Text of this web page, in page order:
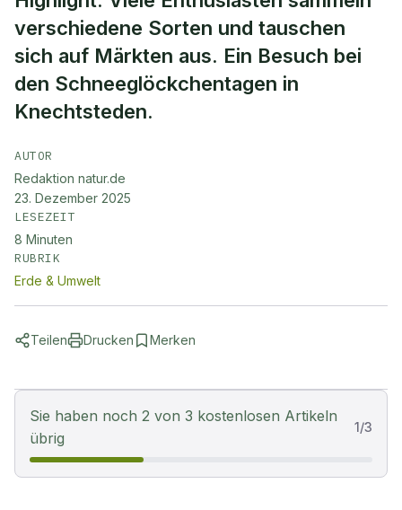
verschiedene Sorten und tauschen
sich auf Märkten aus. Ein Besuch bei
den Schneeglöckchentagen in
Knechtsteden.
AUTOR
Redaktion natur.de
23. Dezember 2025
LESEZEIT
8 Minuten
RUBRIK
Erde & Umwelt
Teilen Drucken Merken
Sie haben noch 2 von 3 kostenlosen Artikeln
übrig
1/3